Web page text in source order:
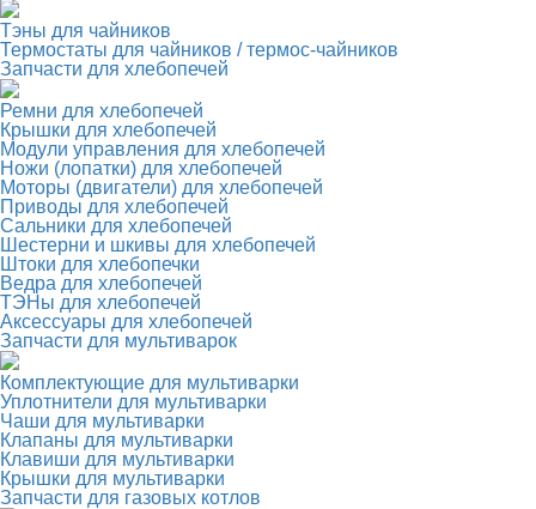
Тэны для чайников
Термостаты для чайников / термос-чайников
Запчасти для хлебопечей
Ремни для хлебопечей
Крышки для хлебопечей
Модули управления для хлебопечей
Ножи (лопатки) для хлебопечей
Моторы (двигатели) для хлебопечей
Приводы для хлебопечей
Сальники для хлебопечей
Шестерни и шкивы для хлебопечей
Штоки для хлебопечки
Ведра для хлебопечей
ТЭНы для хлебопечей
Аксессуары для хлебопечей
Запчасти для мультиварок
Комплектующие для мультиварки
Уплотнители для мультиварки
Чаши для мультиварки
Клапаны для мультиварки
Клавиши для мультиварки
Крышки для мультиварки
Запчасти для газовых котлов